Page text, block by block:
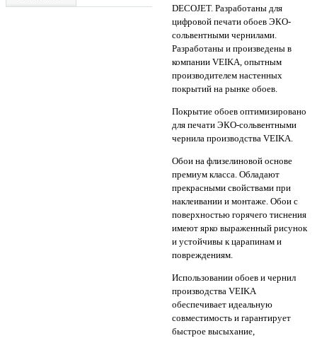
DECOJET. Разработаны для
цифровой печати обоев ЭКО-
сольвентными чернилами.
Разработаны и произведены в
компании VEIKA, опытным
производителем настенных
покрытий на рынке обоев.
Покрытие обоев оптимизировано
для печати ЭКО-сольвентными
чернила производства VEIKA.
Обои на флизелиновой основе
премиум класса. Обладают
прекрасными свойствами при
наклеивании и монтаже. Обои с
поверхностью горячего тиснения
имеют ярко выраженный рисунок
и устойчивы к царапинам и
повреждениям.
Использовании обоев и чернил
производства VEIKA
обеспечивает идеальную
совместимость и гарантирует
быстрое высыхание,